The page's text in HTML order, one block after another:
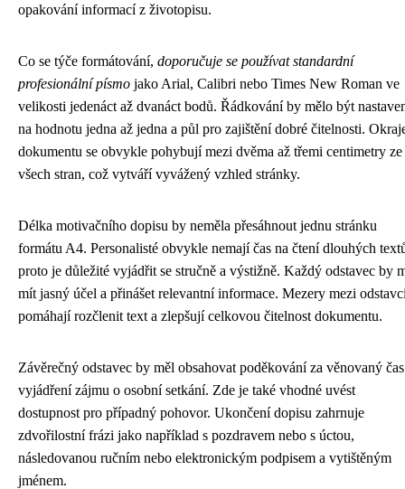
opakování informací z životopisu.
Co se týče formátování, doporučuje se používat standardní
profesionální písmo jako Arial, Calibri nebo Times New Roman ve
velikosti jedenáct až dvanáct bodů. Řádkování by mělo být
na hodnotu jedna až jedna a půl pro zajištění dobré čitelnosti.
dokumentu se obvykle pohybují mezi dvěma až třemi centimetry ze
všech stran, což vytváří vyvážený vzhled stránky.
Délka motivačního dopisu by neměla přesáhnout jednu stránku
formátu A4. Personalisté obvykle nemají čas na čtení dlouhých
proto je důležité vyjádřit se stručně a výstižně. Každý odstavec by
mít jasný účel a přinášet relevantní informace. Mezery mezi
pomáhají rozčlenit text a zlepšují celkovou čitelnost dokumentu.
Závěrečný odstavec by měl obsahovat poděkování za věnovaný
vyjádření zájmu o osobní setkání. Zde je také vhodné uvést
dostupnost pro případný pohovor. Ukončení dopisu zahrnuje
zdvořilostní frázi jako například s pozdravem nebo s úctou,
následovanou ručním nebo elektronickým podpisem a vytištěným
jménem.